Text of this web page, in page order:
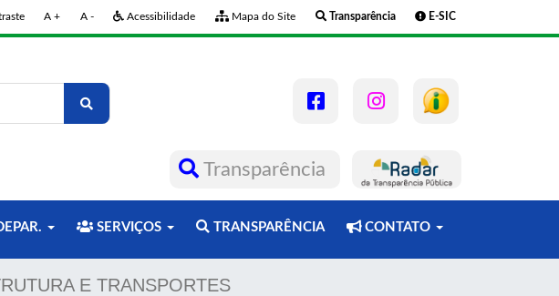
A + A - Acessibilidade Mapa do Site Transparência E-SIC
Transparência
SERVIÇOS TRANSPARÊNCIA CONTATO
E TRANSPORTES